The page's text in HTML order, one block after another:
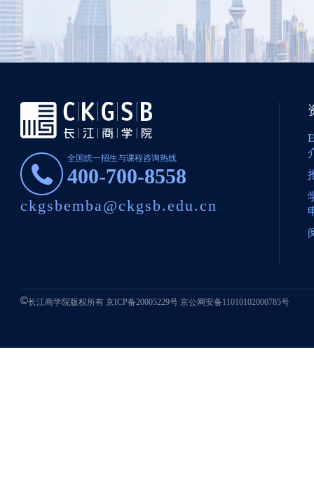
全国统一招生与课程咨询热线
400-700-8558
ckgsbemba@ckgsb.edu.cn
长江商学院版权所有京ICP备20005229号 京公网安备11010102000785号